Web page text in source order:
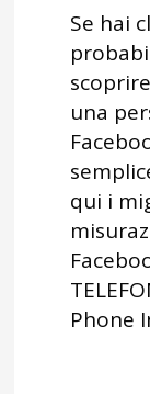
Se hai
una
qui i
Phone